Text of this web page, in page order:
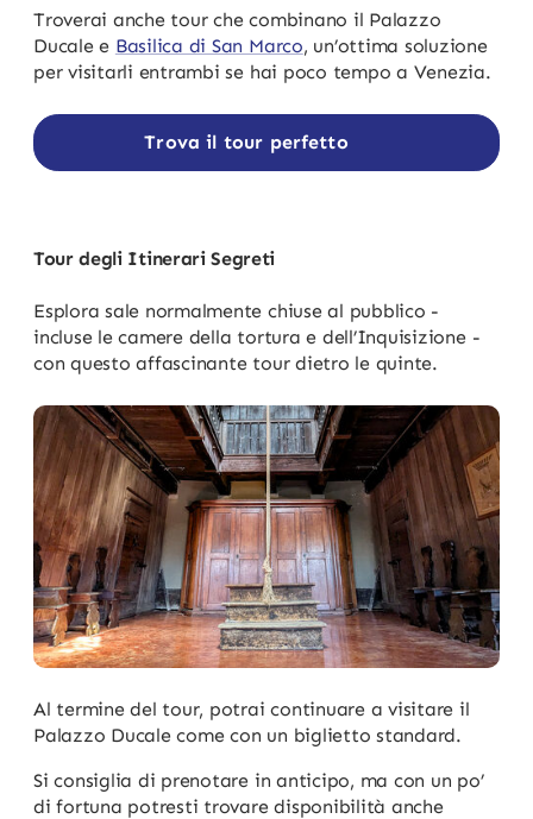
Troverai anche tour che combinano il Palazzo
Ducale e Basilica di San Marco, un’ottima soluzione
per visitarli entrambi se hai poco tempo a Venezia.
Trova il tour perfetto
Tour degli Itinerari Segreti
Esplora sale normalmente chiuse al pubblico -
incluse le camere della tortura e dell’Inquisizione -
con questo affascinante tour dietro le quinte.
Al termine del tour, potrai continuare a visitare il
Palazzo Ducale come con un biglietto standard.
Si consiglia di prenotare in anticipo, ma con un po’
di fortuna potresti trovare disponibilità anche